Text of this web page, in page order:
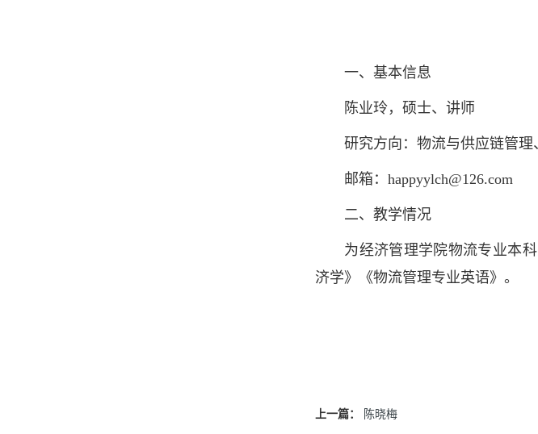
一、基本信息
陈业玲，硕士、讲师
研究方向：物流与供应链管理
邮箱：happyylch@126.com
二、教学情况
为经济管理学院物流专业本科
济学》《物流管理专业英语》。
上一篇： 陈晓梅